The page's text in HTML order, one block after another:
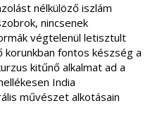
nélkülöző iszlám
nincsenek
végtelenül letisztult
korunkban fontos készség a
kitűnő alkalmat ad a
India
művészet alkotásain